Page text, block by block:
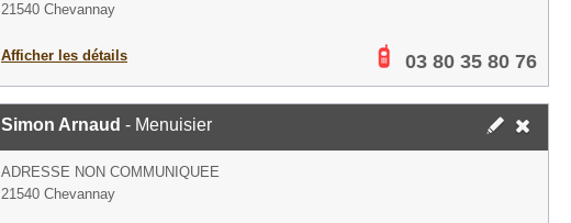
21540 Chevannay
Afficher les détails 03 80 35 80 76
Simon Arnaud - Menuisier
ADRESSE NON COMMUNIQUEE
21540 Chevannay